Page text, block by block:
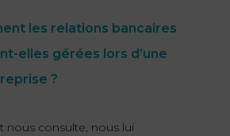
les relations bancaires
elles gérées lors d’une
?
nous consulte, nous lui